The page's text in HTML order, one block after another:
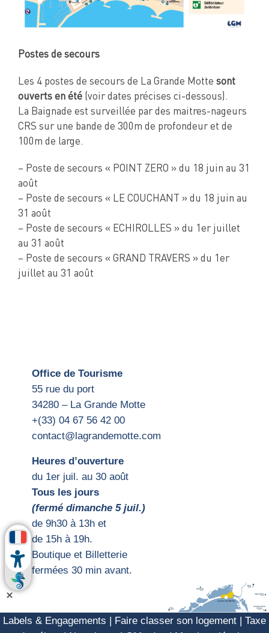
Postes de secours
Les 4 postes de secours de La Grande Motte sont
ouverts en été (voir dates précises ci-dessous).
La Baignade est surveillée par des maitres-nageurs
CRS sur une bande de 300m de profondeur et de
100m de large.
– Poste de secours « POINT ZERO » du 18 juin au 31
août
– Poste de secours « LE COUCHANT » du 18 juin au
31 août
– Poste de secours « ECHIROLLES » du 1er juillet
au 31 août
– Poste de secours « GRAND TRAVERS » du 1er
juillet au 31 août
Office de Tourisme
55 rue du port
34280 – La Grande Motte
+(33) 04 67 56 42 00
contact@lagrandemotte.com
Heures d’ouverture
du 1er juil. au 30 août
Tous les jours
(fermé dimanche 5 juil.)
de 9h30 à 13h et
de 15h à 19h.
Boutique et Billetterie
fermées 30 min avant.
Labels & Engagements | Faire classer son logement | Taxe